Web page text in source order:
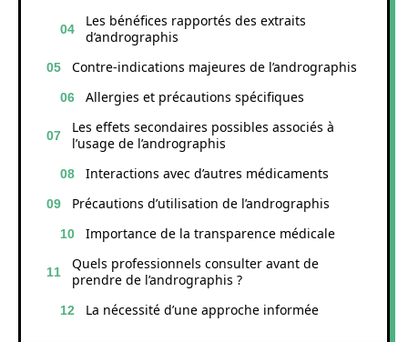
Les bénéfices rapportés des extraits
d’andrographis
Contre-indications majeures de l’andrographis
Allergies et précautions spécifiques
Les effets secondaires possibles associés à
l’usage de l’andrographis
Interactions avec d’autres médicaments
Précautions d’utilisation de l’andrographis
Importance de la transparence médicale
Quels professionnels consulter avant de
prendre de l’andrographis ?
La nécessité d’une approche informée